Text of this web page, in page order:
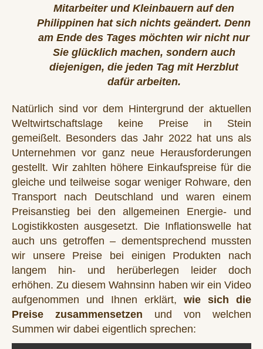
Mitarbeiter und Kleinbauern auf den
Philippinen hat sich nichts geändert. Denn
am Ende des Tages möchten wir nicht nur
Sie glücklich machen, sondern auch
diejenigen, die jeden Tag mit Herzblut
dafür arbeiten.
Natürlich sind vor dem Hintergrund der aktuellen
Weltwirtschaftslage keine Preise in Stein
gemeißelt. Besonders das Jahr 2022 hat uns als
Unternehmen vor ganz neue Herausforderungen
gestellt. Wir zahlten höhere Einkaufspreise für die
gleiche und teilweise sogar weniger Rohware, den
Transport nach Deutschland und waren einem
Preisanstieg bei den allgemeinen Energie- und
Logistikkosten ausgesetzt. Die Inflationswelle hat
auch uns getroffen – dementsprechend mussten
wir unsere Preise bei einigen Produkten nach
langem hin- und herüberlegen leider doch
erhöhen. Zu diesem Wahnsinn haben wir ein Video
aufgenommen und Ihnen erklärt, wie sich die
Preise zusammensetzen und von welchen
Summen wir dabei eigentlich sprechen: